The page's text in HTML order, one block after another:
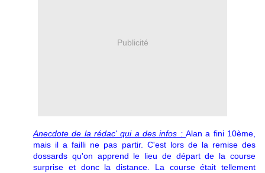
Publicité
Anecdote de la rédac' qui a des infos : Alan a fini 10ème,
mais il a failli ne pas partir. C'est lors de la remise des
dossards qu'on apprend le lieu de départ de la course
surprise et donc la distance. La course était tellement